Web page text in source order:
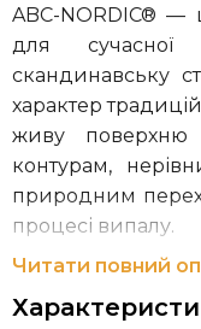
ABC-NORDIC® —
для сучасної
скандинавську
характер
живу поверхню
контурам,
природним
процесі випалу.
Серія Nordic
і покрівлі,
Читати повний